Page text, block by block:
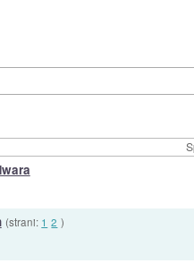
(strani: 1 2 )